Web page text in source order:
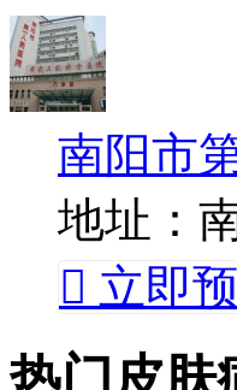
南阳市
地址：
 立即